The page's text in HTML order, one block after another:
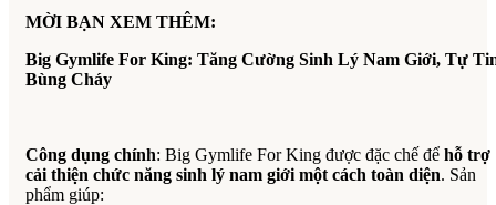
MỜI BẠN XEM THÊM:
Big Gymlife For King: Tăng Cường Sinh Lý Nam Giới, Tự
Bùng Cháy
Công dụng chính: Big Gymlife For King được đặc chế để hỗ trợ
cải thiện chức năng sinh lý nam giới một cách toàn diện. Sản
phẩm giúp: